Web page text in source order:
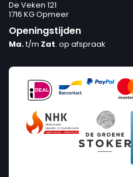
De Veken 121
1716 KG Opmeer
Openingstijden
Ma.t/m Zat. op afspraak